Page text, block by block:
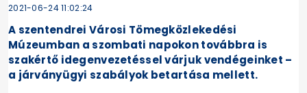
2021-06-24 11:02:24
A szentendrei Városi Tömegközlekedési
Múzeumban a szombati napokon továbbra is
szakértő idegenvezetéssel várjuk vendégeinket –
a járványügyi szabályok betartása mellett.